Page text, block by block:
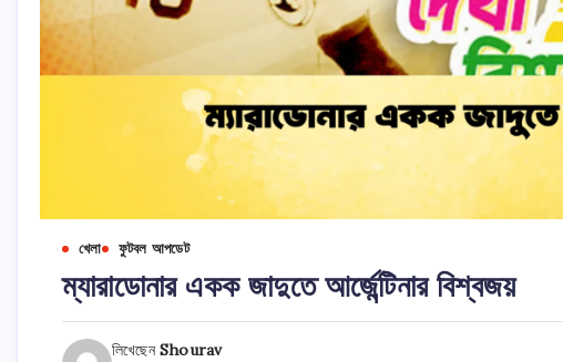
খেলা ফুটবল আপডেট
ম্যারাডোনার একক জাদুতে আর্জেন্টিনার বিশ্বজয়
লিখেছেনShourav